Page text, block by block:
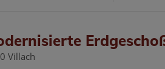
Villach